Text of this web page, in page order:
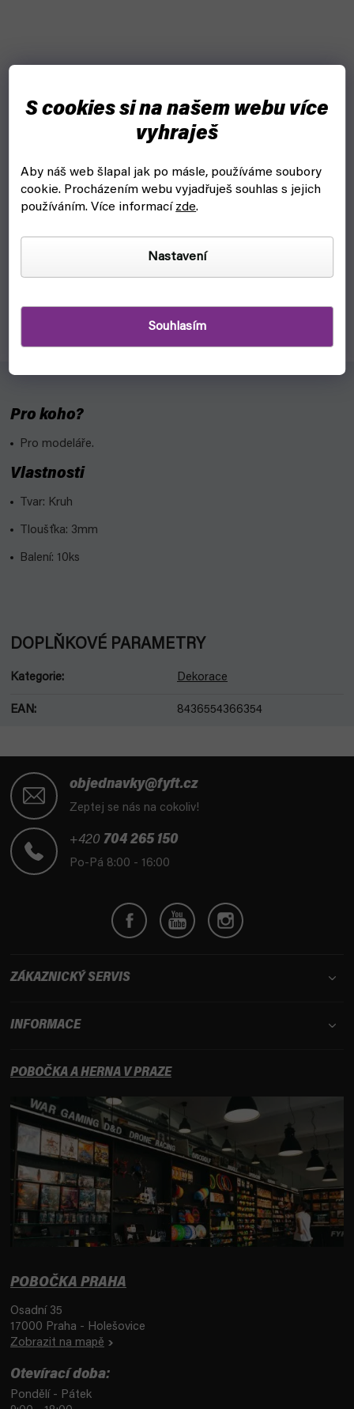
S cookies si na našem webu více
vyhraješ
Aby náš web šlapal jak po másle, používáme soubory
cookie. Procházením webu vyjadřuješ souhlas s jejich
používáním. Více informací zde.
Nastavení
Souhlasím
The Army Painter - Deadland Tuft
Pro koho?
Pro modeláře.
Vlastnosti
Tvar: Kruh
Tloušťka: 3mm
Balení: 10ks
DOPLŇKOVÉ PARAMETRY
Kategorie: Dekorace
EAN: 8436554366354
objednavky@fyft.cz
Zeptej se nás na cokoliv!
+420 704 265 150
Po-Pá 8:00 - 16:00
ZÁKAZNICKÝ SERVIS
INFORMACE
POBOČKA A HERNA V PRAZE
POBOČKA PRAHA
Osadní 35
17000 Praha - Holešovice
Zobrazit na mapě
Otevírací doba:
Pondělí - Pátek